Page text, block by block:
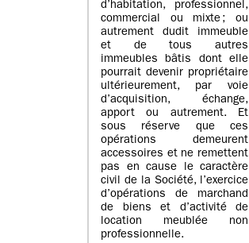
d’habitation, professionnel,
commercial ou mixte ; ou
autrement dudit immeuble
et de tous autres
immeubles bâtis dont elle
pourrait devenir propriétaire
ultérieurement, par voie
d’acquisition, échange,
apport ou autrement. Et
sous réserve que ces
opérations demeurent
accessoires et ne remettent
pas en cause le caractère
civil de la Société, l’exercice
d’opérations de marchand
de biens et d’activité de
location meublée non
professionnelle.